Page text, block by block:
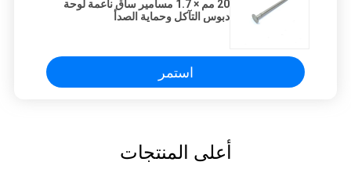
20 مم × 1.7 مسامير ساق ناعمة لوحة
دبوس التآكل وحماية الصدأ
استمر
أعلى المنتجات